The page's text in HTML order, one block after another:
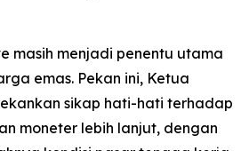
masih menjadi penentu utama
emas. Pekan ini, Ketua
sikap hati-hati terhadap
moneter lebih lanjut, dengan